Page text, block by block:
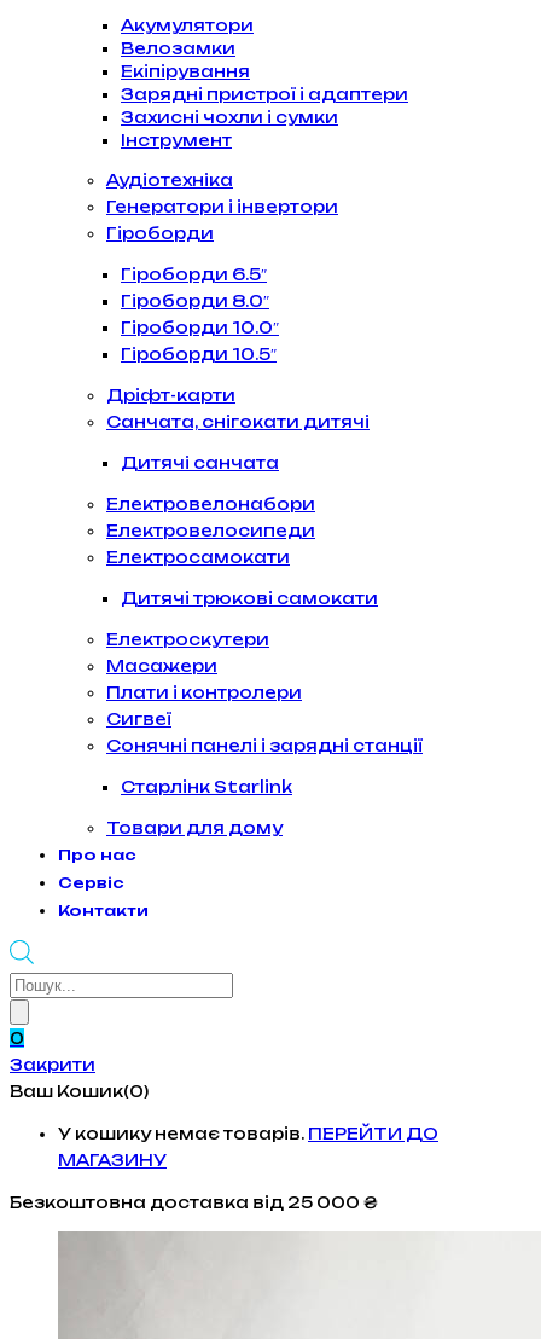
Акумулятори
Велозамки
Екіпірування
Зарядні пристрої і адаптери
Захисні чохли і сумки
Інструмент
Аудіотехніка
Генератори і інвертори
Гіроборди
Гіроборди 6.5″
Гіроборди 8.0″
Гіроборди 10.0″
Гіроборди 10.5″
Дріфт-карти
Санчата, снігокати дитячі
Дитячі санчата
Електровелонабори
Електровелосипеди
Електросамокати
Дитячі трюкові самокати
Електроскутери
Масажери
Плати і контролери
Сигвеї
Сонячні панелі і зарядні станції
Старлінк Starlink
Товари для дому
Про нас
Сервіс
Контакти
Products
0
Закрити
Ваш Кошик(0)
У кошику немає товарів. ПЕРЕЙТИ ДО
МАГАЗИНУ
Безкоштовна доставка від 25 000 ₴